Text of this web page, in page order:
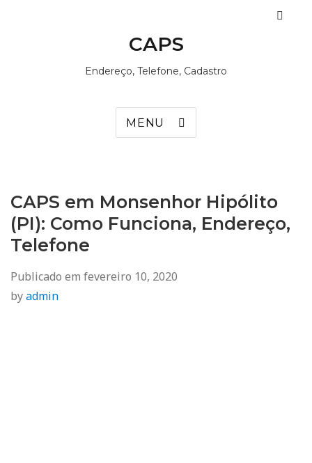
CAPS
Endereço, Telefone, Cadastro
MENU
CAPS em Monsenhor Hipólito
(PI): Como Funciona, Endereço,
Telefone
Publicado em fevereiro 10, 2020
byadmin